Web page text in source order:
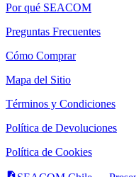
Por qué SEACOM
Preguntas Frecuentes
Cómo Comprar
Mapa del Sitio
Términos y Condiciones
Política de Devoluciones
Política de Cookies